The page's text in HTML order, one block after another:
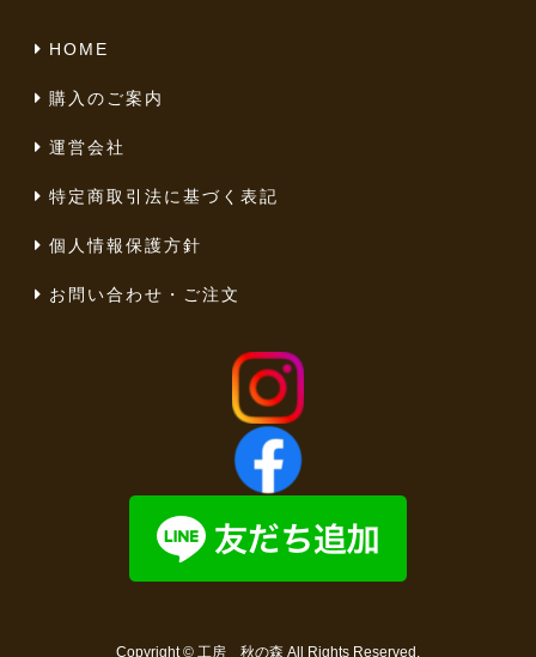
HOME
購入のご案内
運営会社
特定商取引法に基づく表記
個人情報保護方針
お問い合わせ・ご注文
Copyright © 工房 秋の森 All Rights Reserved.